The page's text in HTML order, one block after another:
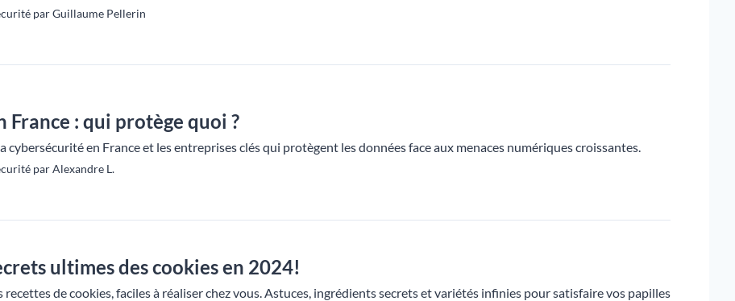
par Guillaume Pellerin
France : qui protège quoi ?
cybersécurité en France et les entreprises clés qui protègent les données face aux menaces numériques croissantes.
par Alexandre L.
ultimes des cookies en 2024!
recettes de cookies, faciles à réaliser chez vous. Astuces, ingrédients secrets et variétés infinies pour satisfaire vos papilles